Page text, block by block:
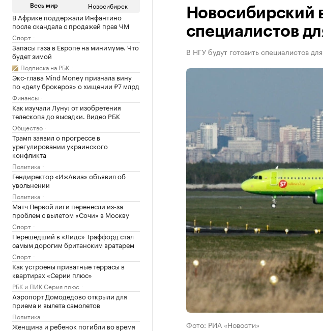
Весь мир Новосибирск
В Африке поддержали Инфантино
после скандала с продажей прав ЧМ
Спорт
Запасы газа в Европе на минимуме. Что
будет зимой
Подписка на РБК
Экс-глава Mind Money признала вину
по «делу брокеров» о хищении ₽7 млрд
Финансы
Как изучали Луну: от изобретения
телескопа до высадки. Видео РБК
Общество
Трамп заявил о прогрессе в
урегулировании украинского
конфликта
Политика
Гендиректор «ИжАвиа» объявил об
увольнении
Политика
Матч Первой лиги перенесли из-за
проблем с вылетом «Сочи» в Москву
Спорт
Перешедший в «Лидс» Траффорд стал
самым дорогим британским вратарем
Спорт
Как устроены приватные террасы в
квартирах «Серии плюс»
РБК и ПИК Серия плюс
Аэропорт Домодедово открыли для
приема и вылета самолетов
Политика
Женщина и ребенок погибли во время
Новосибирский
специалистов
В НГУ будут готовить специалистов
Фото: РИА «Новости»